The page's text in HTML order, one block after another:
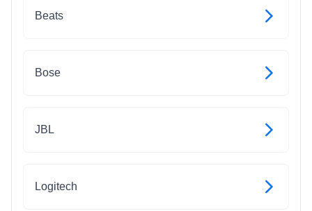
Beats
Bose
JBL
Logitech